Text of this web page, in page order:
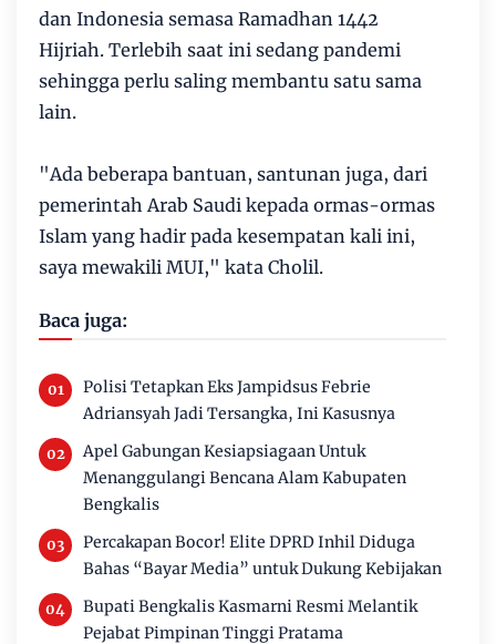
dan Indonesia semasa Ramadhan 1442
Hijriah. Terlebih saat ini sedang pandemi
sehingga perlu saling membantu satu sama
lain.
"Ada beberapa bantuan, santunan juga, dari
pemerintah Arab Saudi kepada ormas-ormas
Islam yang hadir pada kesempatan kali ini,
saya mewakili MUI," kata Cholil.
Baca juga:
Polisi Tetapkan Eks Jampidsus Febrie
Adriansyah Jadi Tersangka, Ini Kasusnya
Apel Gabungan Kesiapsiagaan Untuk
Menanggulangi Bencana Alam Kabupaten
Bengkalis
Percakapan Bocor! Elite DPRD Inhil Diduga
Bahas “Bayar Media” untuk Dukung Kebijakan
Bupati Bengkalis Kasmarni Resmi Melantik
Pejabat Pimpinan Tinggi Pratama